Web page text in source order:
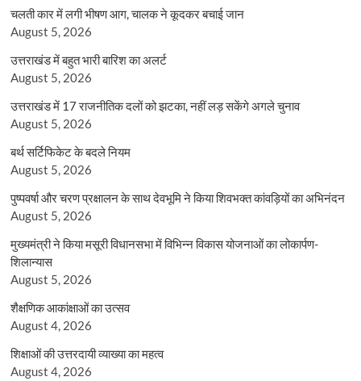
चलती कार में लगी भीषण आग, चालक ने कूदकर बचाई जान
August 5, 2026
उत्तराखंड में बहुत भारी बारिश का अलर्ट
August 5, 2026
उत्तराखंड में 17 राजनीतिक दलों को झटका, नहीं लड़ सकेंगे अगले चुनाव
August 5, 2026
बर्थ सर्टिफिकेट के बदले नियम
August 5, 2026
पुष्पवर्षा और चरण प्रक्षालन के साथ देवभूमि ने किया शिवभक्त कांवड़ियों का अभिनंदन
August 5, 2026
मुख्यमंत्री ने किया मसूरी विधानसभा में विभिन्न विकास योजनाओं का लोकार्पण-
शिलान्यास
August 5, 2026
शैक्षणिक आकांक्षाओं का उत्सव
August 4, 2026
शिक्षाओं की उत्तरदायी व्याख्या का महत्व
August 4, 2026